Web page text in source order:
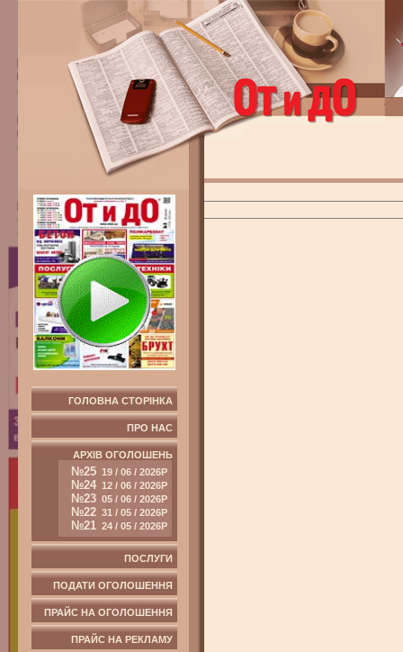
ГОЛОВНА СТОРІНКА
ПРО НАС
АРХІВ ОГОЛОШЕНЬ
№25 19 / 06 / 2026Р
№24 12 / 06 / 2026Р
№23 05 / 06 / 2026Р
№22 31 / 05 / 2026Р
№21 24 / 05 / 2026Р
ПОСЛУГИ
ПОДАТИ ОГОЛОШЕННЯ
ПРАЙС НА ОГОЛОШЕННЯ
ПРАЙС НА РЕКЛАМУ